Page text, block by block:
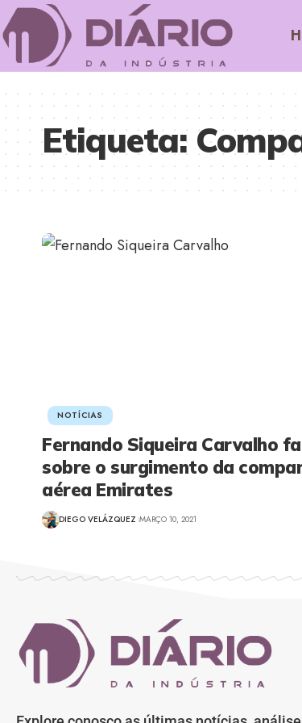
Etiqueta:
NOTÍCIAS
Fernando Siqueira Carvalho
sobre o surgimento da
aérea Emirates
DIEGO VELÁZQUEZ MARÇO 10, 2021